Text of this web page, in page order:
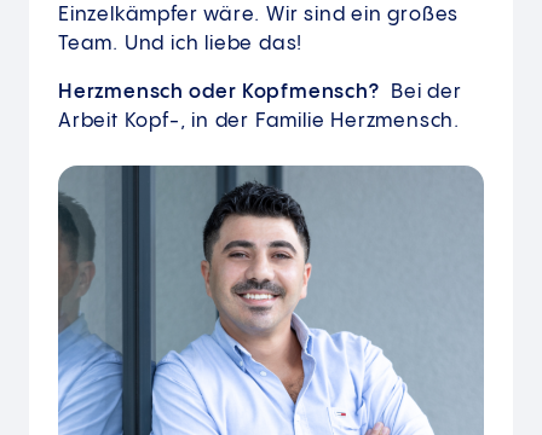
Einzelkämpfer wäre. Wir sind ein großes
Team. Und ich liebe das!
Herzmensch oder Kopfmensch? Bei der
Arbeit Kopf-, in der Familie Herzmensch.